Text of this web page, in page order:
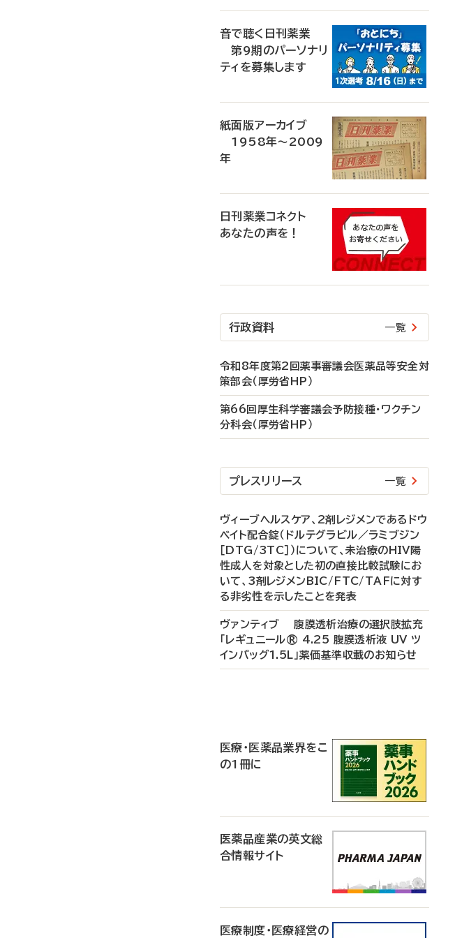
音で聴く日刊薬業
第9期のパーソナリ
ティを募集します
紙面版アーカイブ
1958年～2009
年
日刊薬業コネクト
あなたの声を！
行政資料 一覧
令和8年度第2回薬事審議会医薬品等安全対
策部会（厚労省HP）
第66回厚生科学審議会予防接種・ワクチン
分科会（厚労省HP）
プレスリリース 一覧
ヴィーブヘルスケア、2剤レジメンであるドウ
ベイト配合錠（ドルテグラビル／ラミブジン
［DTG/3TC］）について、未治療のHIV陽
性成人を対象とした初の直接比較試験にお
いて、3剤レジメンBIC/FTC/TAFに対す
る非劣性を示したことを発表
ヴァンティブ 腹膜透析治療の選択肢拡充
「レギュニール® 4.25 腹膜透析液 UV ツ
インバッグ1.5L」薬価基準収載のお知らせ
医療・医薬品業界をこ
の1冊に
医薬品産業の英文総
合情報サイト
医療制度・医療経営の